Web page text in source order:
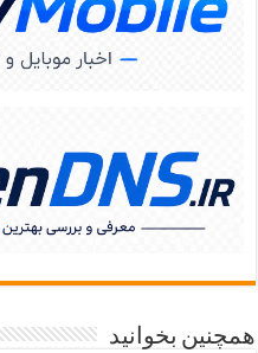
همچنین بخوانید